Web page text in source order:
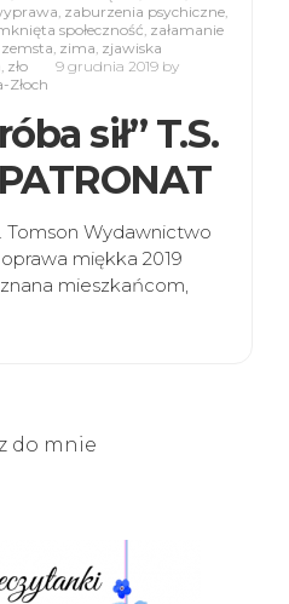
, zaburzenia psychiczne,
społeczność, załamanie
zemsta, zima, zjawiska
, zło 9 grudnia 2019 by
Złoch
sił” T.S.
Tomson Wydawnictwo
miękka 2019
mieszkańcom,
do mnie